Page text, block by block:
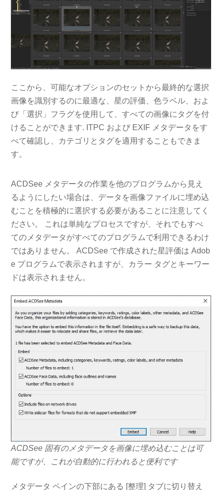
ここから、可能なオプションのセットから最終的な選択
画像を識別するのに最適な、星の評価、色ラベル、およ
び「選択」フラグを使用して、すべての画像にタグを付
けることができます. ITPC および EXIF メタデータをす
べて確認し、カテゴリとタグを適用することもできま
す。
ACDSee メタデータの作業を他のプログラムから見え
るようにしたい場合は、データを画像ファイルに埋め込
むことを積極的に選択する必要があることに注意してく
ださい。 これは単純なプロセスですが、それでもすべ
てのメタデータがすべてのプログラムで利用できるわけ
ではありません。 ACDSee で作成された星評価は Adob​​
e プログラムで表示されますが、カラー タグとキーワー
ドは表示されません。
ACDSee 固有のメタデータを画像に埋め込むことは可
能ですが、これが自動的に行われると便利です
メタデータ ペインの下部にある [整理] タブに切り替え